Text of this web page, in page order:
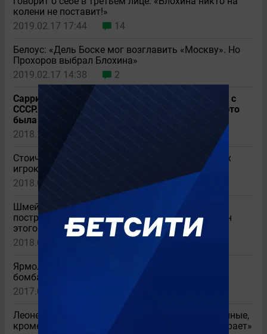
колени не поставит!»
2019.02.17 17:44
14
Белоус: «Дель Боске мог возглавить «Москву». Но
Прохоров выбрал Блохина»
2019.02.17 14:38
2
Сарри: «Вершина моей игровой карьеры? Матч с
СССР. Моим прямым соперником был Блохин, это
была катастрофа»
2018.11.18 22:30
Стоичков: «Украина подарила миру трех лучших
игроков Европы»
2018.05.15 09:41
Шмейхель: «У Акинфеева было много шансов
построить карьеру в Европе. Не знаю, почему он
этого не сделал»
2018.04.14 20:31
Ярмоленко обошел Шевченко в списке лучших
бомбардиров киевского «Динамо»
2017.04.28 07:54
Леоненко: «У Суркиса все тренеры были карманные,
кроме Газзаева. Сейчас там и собака УПЛ выиграет»